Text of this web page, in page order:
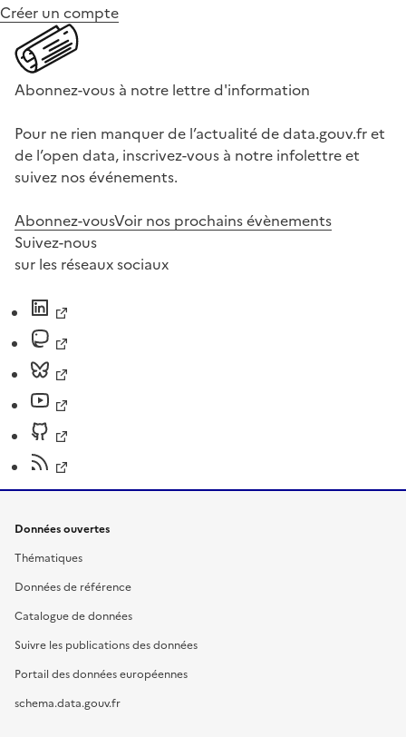
Créer un compte
Abonnez-vous à notre lettre d'information
Pour ne rien manquer de l’actualité de data.gouv.fr et
de l’open data, inscrivez-vous à notre infolettre et
suivez nos événements.
Abonnez-vousVoir nos prochains évènements
Suivez-nous
sur les réseaux sociaux
Données ouvertes
Thématiques
Données de référence
Catalogue de données
Suivre les publications des données
Portail des données européennes
schema.data.gouv.fr